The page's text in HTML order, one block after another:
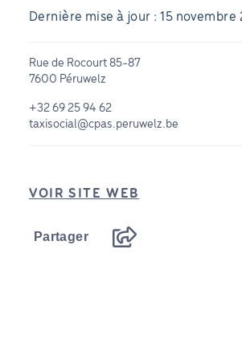
Dernière mise à jour : 15 novembre
Rue de Rocourt 85-87
7600 Péruwelz
+32 69 25 94 62
taxisocial@cpas.peruwelz.be
VOIR SITE WEB
Partager